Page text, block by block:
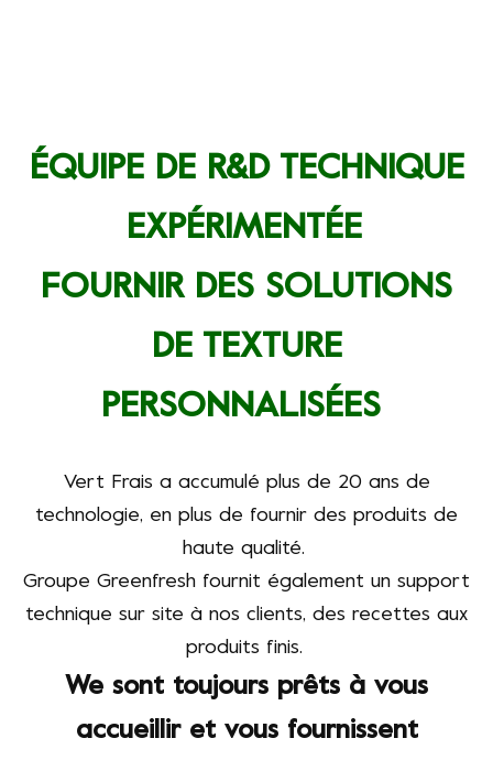
ÉQUIPE DE R&D TECHNIQUE
EXPÉRIMENTÉE
FOURNIR DES SOLUTIONS
DE TEXTURE
PERSONNALISÉES
Vert Frais a accumulé plus de 20 ans de
technologie, en plus de fournir des produits de
haute qualité.
Groupe Greenfresh fournit également un support
technique sur site à nos clients, des recettes aux
produits finis.
We sont toujours prêts à vous
accueillir et vous fournissent